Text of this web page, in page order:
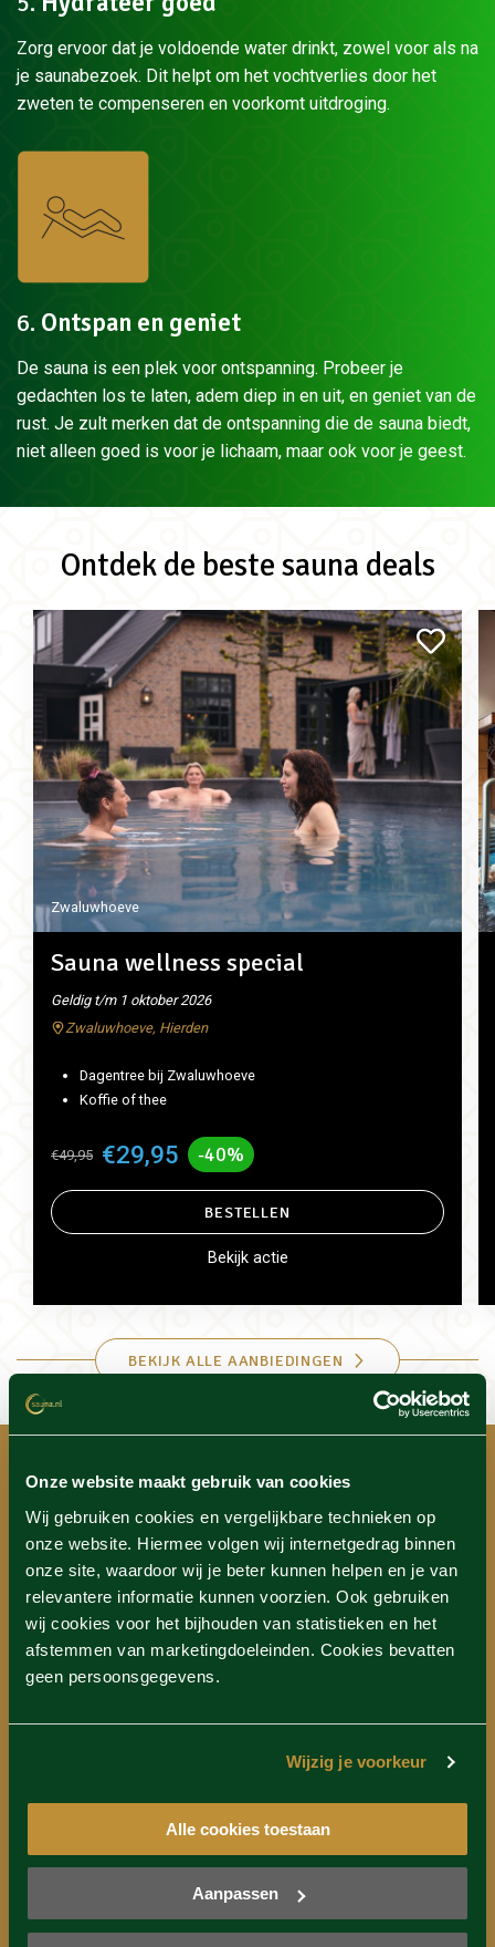
Onze website maakt gebruik van cookies
Wij gebruiken cookies en vergelijkbare technieken op
onze website. Hiermee volgen wij internetgedrag binnen
onze site, waardoor wij je beter kunnen helpen en je van
relevantere informatie kunnen voorzien. Ook gebruiken
wij cookies voor het bijhouden van statistieken en het
afstemmen van marketingdoeleinden. Cookies bevatten
geen persoonsgegevens.
Wijzig je voorkeur
Alle cookies toestaan
Aanpassen
Zorg ervoor dat je voldoende water drinkt, zowel voor als na
je saunabezoek. Dit helpt om het vochtverlies door het
zweten te compenseren en voorkomt uitdroging.
6. Ontspan en geniet
De sauna is een plek voor ontspanning. Probeer je
gedachten los te laten, adem diep in en uit, en geniet van de
rust. Je zult merken dat de ontspanning die de sauna biedt,
niet alleen goed is voor je lichaam, maar ook voor je geest.
Ontdek de beste sauna deals
Zwaluwhoeve
Sauna wellness special
Geldig t/m 1 oktober 2026
Zwaluwhoeve, Hierden
Dagentree bij Zwaluwhoeve
Koffie of thee
€49,95 €29,95 -40%
BESTELLEN
Bekijk actie
BEKIJK ALLE AANBIEDINGEN
Is de drempel voor een eerste wellnessbezoek te hoog om
naakt te gaan? Wij hebben dé oplossing! Kies dan voor één
van de badkledingdagen. Tegenwoordig hebben veel
badkledingdagen
geïntroduceerd om
ervoor te zorgen dat iedereen een dagje wellness kan